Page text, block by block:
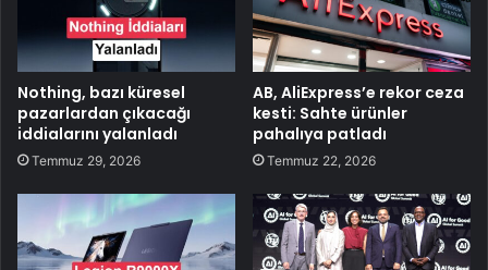
Nothing, bazı küresel
pazarlardan çıkacağı
iddialarını yalanladı
Temmuz 29, 2026
AB, AliExpress’e rekor ceza
kesti: Sahte ürünler
pahalıya patladı
Temmuz 22, 2026